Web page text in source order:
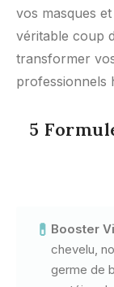
vos masques
véritable coup
transformer
professionnels
5
💊 Booster
chevelu,
germe de